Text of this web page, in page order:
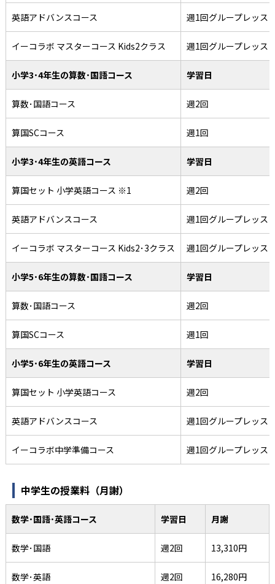
英語アドバンスコース 週1回グループレッス
イーコラボ マスターコース Kids2クラス 週1回グループレッス
小学3･4年生の算数･国語コース 学習日
算数･国語コース 週2回
算国SCコース 週1回
小学3･4年生の英語コース 学習日
算国セット 小学英語コース ※1 週2回
英語アドバンスコース 週1回グループレッス
イーコラボ マスターコース Kids2･3クラス 週1回グループレッス
小学5･6年生の算数･国語コース 学習日
算数･国語コース 週2回
算国SCコース 週1回
小学5･6年生の英語コース 学習日
算国セット 小学英語コース 週2回
英語アドバンスコース 週1回グループレッス
イーコラボ中学準備コース 週1回グループレッス
中学生の授業料（月謝）
数学･国語･英語コース 学習日 月謝
数学･国語 週2回 13,310円
数学･英語 週2回 16,280円